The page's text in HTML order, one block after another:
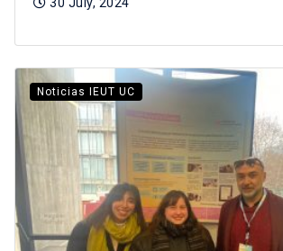
30 July, 2024
Noticias IEUT UC